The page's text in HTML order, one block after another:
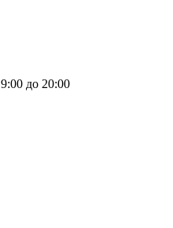
до 20:00